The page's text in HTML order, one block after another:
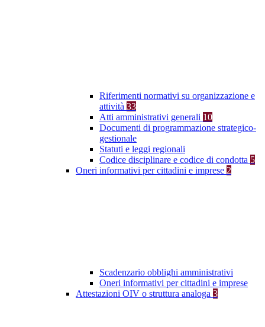
Riferimenti normativi su organizzazione e
attività 33
Atti amministrativi generali 10
Documenti di programmazione strategico-
gestionale
Statuti e leggi regionali
Codice disciplinare e codice di condotta 5
Oneri informativi per cittadini e imprese 2
Scadenzario obblighi amministrativi
Oneri informativi per cittadini e imprese
Attestazioni OIV o struttura analoga 3